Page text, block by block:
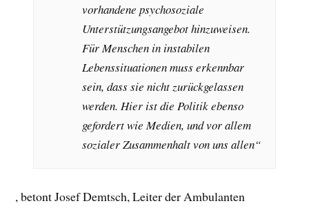
vorhandene psychosoziale
Unterstützungsangebot hinzuweisen.
Für Menschen in instabilen
Lebenssituationen muss erkennbar
sein, dass sie nicht zurückgelassen
werden. Hier ist die Politik ebenso
gefordert wie Medien, und vor allem
sozialer Zusammenhalt von uns allen“
, betont Josef Demtsch, Leiter der Ambulanten